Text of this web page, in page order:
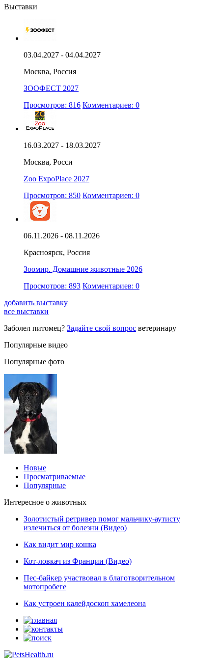
Выставки
03.04.2027 - 04.04.2027
Москва, Россия
ЗООФЕСТ 2027
Просмотров: 816 Комментариев: 0
16.03.2027 - 18.03.2027
Москва, Росси
Zoo ExpoPlace 2027
Просмотров: 850 Комментариев: 0
06.11.2026 - 08.11.2026
Красноярск, Россия
Зоомир. Домашние животные 2026
Просмотров: 893 Комментариев: 0
добавить выставку
все выставки
Заболел питомец? Задайте свой вопрос ветеринару
Популярные видео
Популярные фото
Новые
Просматриваемые
Популярные
Интересное о животных
Золотистый ретривер помог мальчику-аутисту
излечиться от болезни (Видео)
Как видит мир кошка
Кот-ловкач из Франции (Видео)
Пес-байкер участвовал в благотворительном
мотопробеге
Как устроен калейдоскоп хамелеона